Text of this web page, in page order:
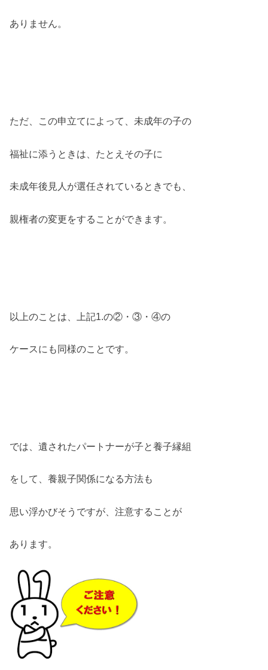
ありません。
ただ、この申立てによって、未成年の子の
福祉に添うときは、たとえその子に
未成年後見人が選任されているときでも、
親権者の変更をすることができます。
以上のことは、上記1.の②・③・④の
ケースにも同様のことです。
では、遺されたパートナーが子と養子縁組
をして、養親子関係になる方法も
思い浮かびそうですが、注意することが
あります。